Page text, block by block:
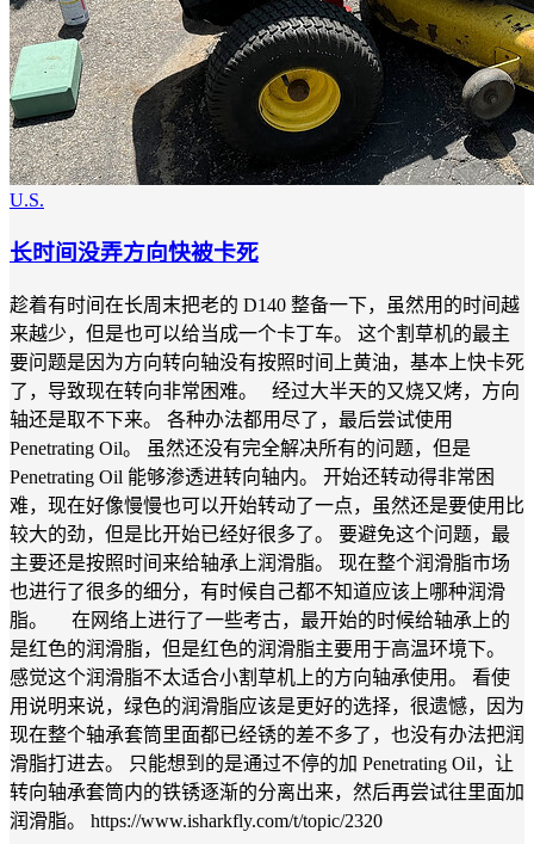
U.S.
长时间没弄方向快被卡死
趁着有时间在长周末把老的 D140 整备一下，虽然用的时间越
来越少，但是也可以给当成一个卡丁车。 这个割草机的最主
要问题是因为方向转向轴没有按照时间上黄油，基本上快卡死
了，导致现在转向非常困难。 经过大半天的又烧又烤，方向
轴还是取不下来。 各种办法都用尽了，最后尝试使用
Penetrating Oil。 虽然还没有完全解决所有的问题，但是
Penetrating Oil 能够渗透进转向轴内。 开始还转动得非常困
难，现在好像慢慢也可以开始转动了一点，虽然还是要使用比
较大的劲，但是比开始已经好很多了。 要避免这个问题，最
主要还是按照时间来给轴承上润滑脂。 现在整个润滑脂市场
也进行了很多的细分，有时候自己都不知道应该上哪种润滑
脂。 在网络上进行了一些考古，最开始的时候给轴承上的
是红色的润滑脂，但是红色的润滑脂主要用于高温环境下。
感觉这个润滑脂不太适合小割草机上的方向轴承使用。 看使
用说明来说，绿色的润滑脂应该是更好的选择，很遗憾，因为
现在整个轴承套筒里面都已经锈的差不多了，也没有办法把润
滑脂打进去。 只能想到的是通过不停的加 Penetrating Oil，让
转向轴承套筒内的铁锈逐渐的分离出来，然后再尝试往里面加
润滑脂。 https://www.isharkfly.com/t/topic/2320